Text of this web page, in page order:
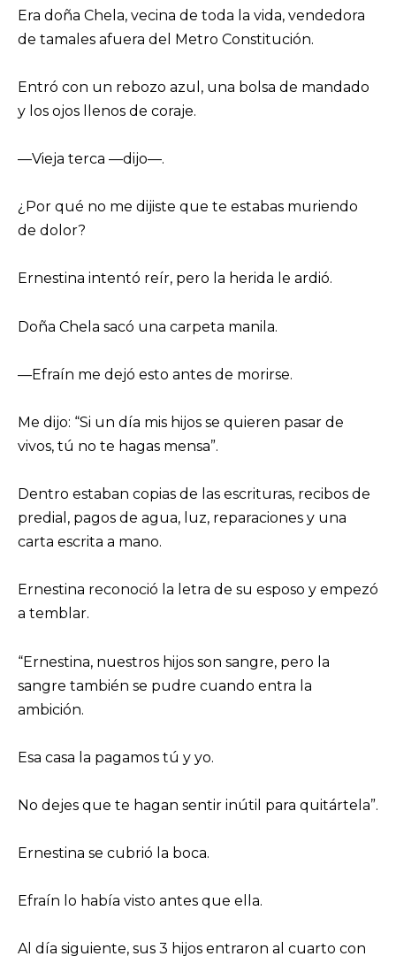
Era doña Chela, vecina de toda la vida, vendedora
de tamales afuera del Metro Constitución.
Entró con un rebozo azul, una bolsa de mandado
y los ojos llenos de coraje.
—Vieja terca —dijo—.
¿Por qué no me dijiste que te estabas muriendo
de dolor?
Ernestina intentó reír, pero la herida le ardió.
Doña Chela sacó una carpeta manila.
—Efraín me dejó esto antes de morirse.
Me dijo: “Si un día mis hijos se quieren pasar de
vivos, tú no te hagas mensa”.
Dentro estaban copias de las escrituras, recibos de
predial, pagos de agua, luz, reparaciones y una
carta escrita a mano.
Ernestina reconoció la letra de su esposo y empezó
a temblar.
“Ernestina, nuestros hijos son sangre, pero la
sangre también se pudre cuando entra la
ambición.
Esa casa la pagamos tú y yo.
No dejes que te hagan sentir inútil para quitártela”.
Ernestina se cubrió la boca.
Efraín lo había visto antes que ella.
Al día siguiente, sus 3 hijos entraron al cuarto con